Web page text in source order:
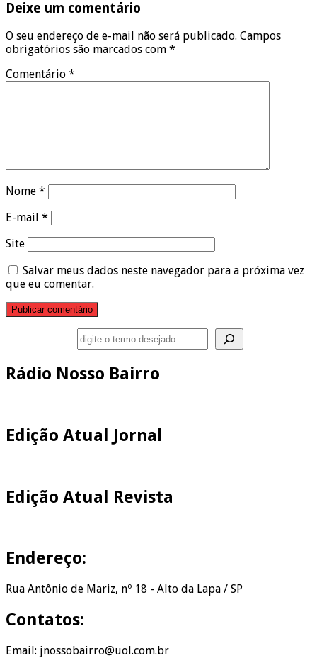
Deixe um comentário
O seu endereço de e-mail não será publicado. Campos
obrigatórios são marcados com *
Comentário *
Nome *
E-mail *
Site
Salvar meus dados neste navegador para a próxima vez
que eu comentar.
Rádio Nosso Bairro
Edição Atual Jornal
Edição Atual Revista
Endereço:
Rua Antônio de Mariz, nº 18 - Alto da Lapa / SP
Contatos:
Email: jnossobairro@uol.com.br